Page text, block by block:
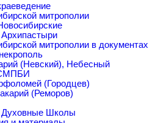
митрополии
митрополии в документах
(Невский), Небесный
(Городцев)
(Реморов)
Духовные Школы